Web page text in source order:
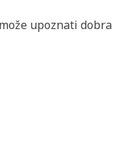
upoznati dobra